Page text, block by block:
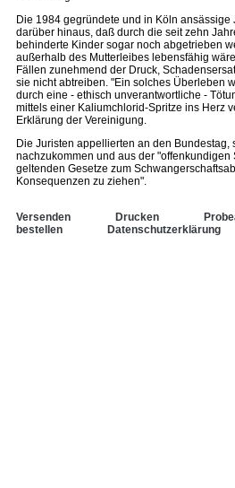
Die 1984 gegründete und in Köln
darüber hinaus, daß durch die seit zehn
behinderte Kinder sogar noch abgetrieben
außerhalb des Mutterleibes lebensfähig
Fällen zunehmend der Druck,
sie nicht abtreiben. "Ein solches Überleben
durch eine - ethisch unverantwortliche -
mittels einer Kaliumchlorid-Spritze ins Herz
Erklärung der Vereinigung.
Die Juristen appellierten an den
nachzukommen und aus der
geltenden Gesetze zum
Konsequenzen zu ziehen".
Versenden Drucken
bestellen
Datenschutzerklärung